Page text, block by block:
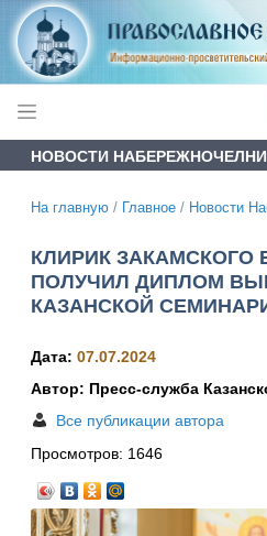
НОВОСТИ
На главную / Главное / Новости
КЛИРИК ЗАКАМСКОГО
ПОЛУЧИЛ ДИПЛОМ
КАЗАНСКОЙ
Дата: 07.07.2024
Автор: Пресс-служба
Все публикации автора
Просмотров: 1646